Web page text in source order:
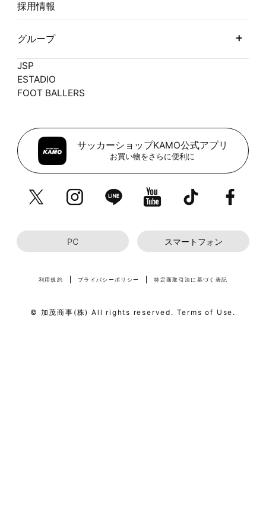
採用情報
グループ
JSP
ESTADIO
FOOT BALLERS
サッカーショップKAMO公式アプリ
お買い物をさらに便利に
PC スマートフォン
利用規約 プライバシーポリシー 特定商取引法に基づく表記
© 加茂商事(株) All rights reserved. Terms of Use.